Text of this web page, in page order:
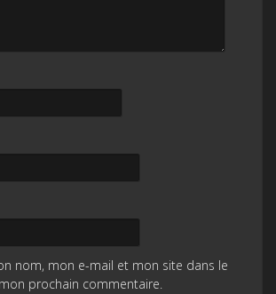
nom, mon e-mail et mon site dans le
prochain commentaire.